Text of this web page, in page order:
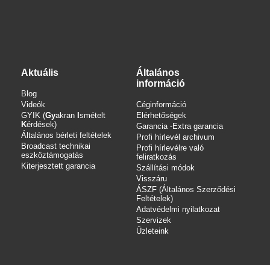
Aktuális
Blog
Videók
GYIK (Gyakran smételt
Kérdések)
Általános bérleti feltételek
Broadcast technikai
eszköztámogatás
Kiterjesztett garancia
Általános
információ
Céginformáció
Elérhetőségek
Garancia -Extra garancia
Profi hírlevél archivum
Profi hírlevélre való
feliratkozás
Szállítási módok
Visszáru
ÁSZF (Általános Szerződési
Feltételek)
Adatvédelmi nyilatkozat
Szervizek
Üzleteink